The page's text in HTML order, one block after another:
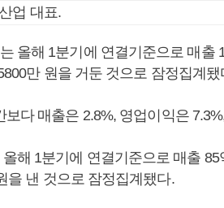
업 대표.
올해 1분기에 연결기준으로 매출
만 원을 거둔 것으로 잠정집계됐
보다 매출은 2.8%, 영업이익은
해 1분기에 연결기준으로 매출
을 낸 것으로 잠정집계됐다.